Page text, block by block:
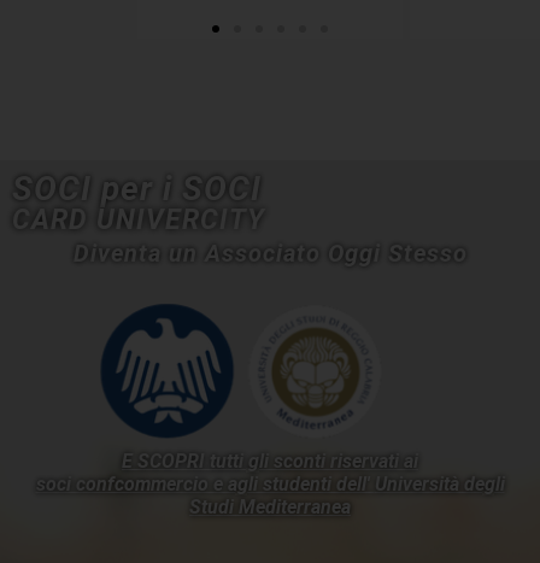
SOCI per i SOCI
CARD UNIVERCITY
Diventa un Associato Oggi Stesso
E SCOPRI tutti gli sconti riservati ai
soci confcommercio e agli studenti dell'
Università degli
Studi Mediterranea